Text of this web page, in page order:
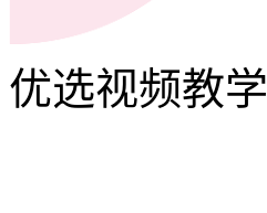
优选视频教学